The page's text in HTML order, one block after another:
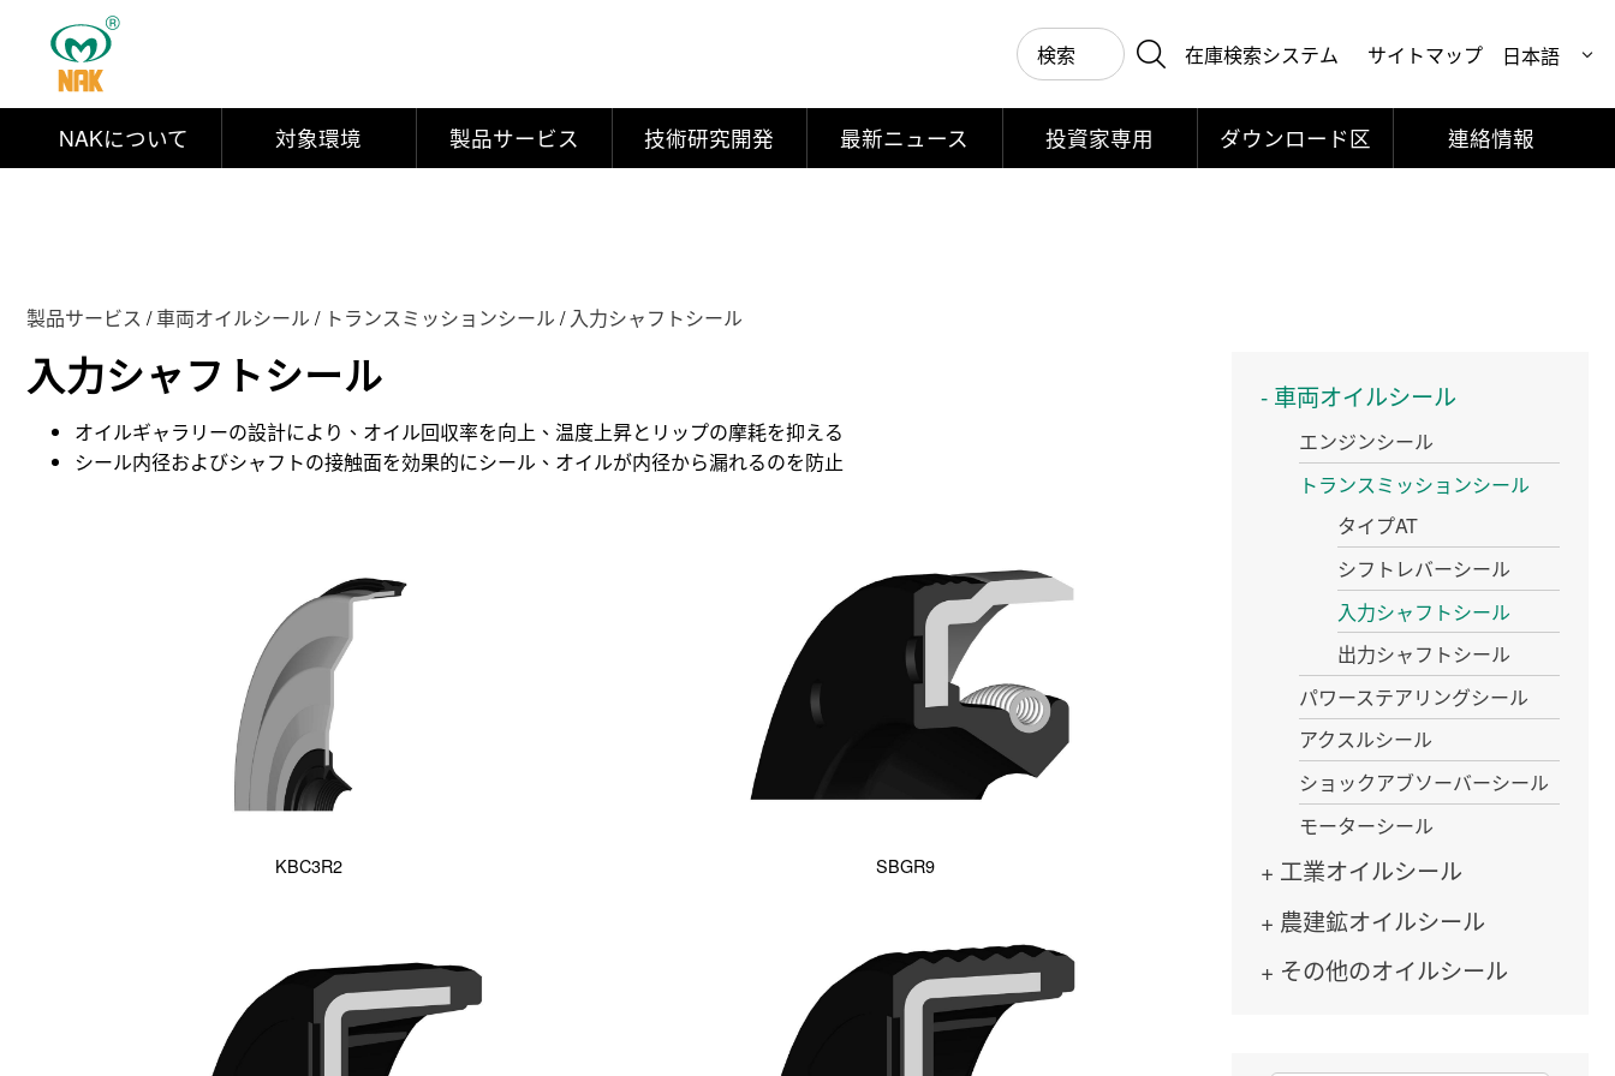
在庫検索システム サイトマップ
NAKについて 対象環境 製品サービス 技術研究開発 最新ニュース 投資家専用 ダウンロード区 連絡情報
製品サービス /車両オイルシール / トランスミッションシール / 入力シャフトシール
入力シャフトシール
オイルギャラリーの設計により、オイル回収率を向上、温度上昇とリップの摩耗を抑える
シール内径およびシャフトの接触面を効果的にシール、オイルが内径から漏れるのを防止
KBC3R2 SBGR9
車両オイルシール
エンジンシール
トランスミッションシール
タイプAT
シフトレバーシール
入力シャフトシール
出力シャフトシール
パワーステアリングシール
アクスルシール
ショックアブソーバーシール
モーターシール
工業オイルシール
農建鉱オイルシール
その他のオイルシール